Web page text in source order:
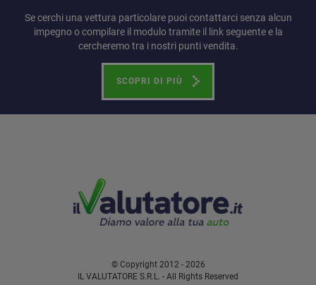
Se cerchi una vettura particolare puoi contattarci senza alcun
impegno o compilare il modulo tramite il link seguente e la
cercheremo tra i nostri punti vendita.
SCOPRI DI PIÙ
© Copyright 2012 - 2026
IL VALUTATORE S.R.L. - All Rights Reserved